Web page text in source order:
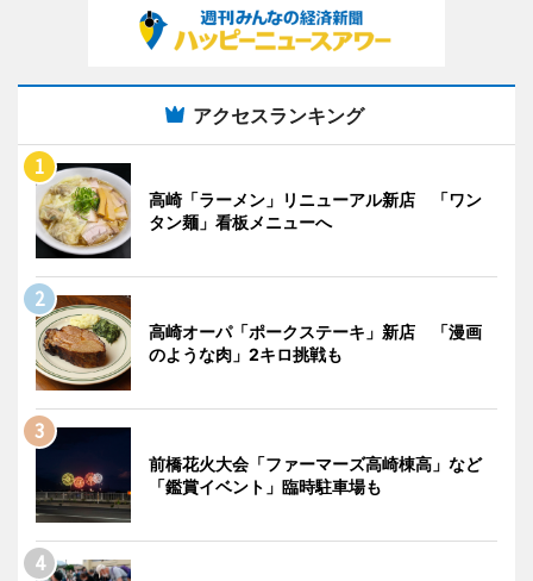
アクセスランキング
高崎「ラーメン」リニューアル新店 「ワン
タン麺」看板メニューへ
高崎オーパ「ポークステーキ」新店 「漫画
のような肉」2キロ挑戦も
前橋花火大会「ファーマーズ高崎棟高」など
「鑑賞イベント」臨時駐車場も